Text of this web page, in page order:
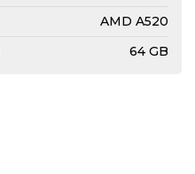
AMD A520
64 GB